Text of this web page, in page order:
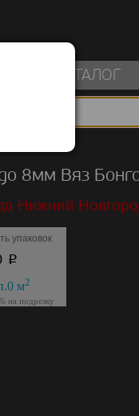
КАТАЛОГ
8мм Вяз
Нижний
упаковок
p
0 м2
на подрезку